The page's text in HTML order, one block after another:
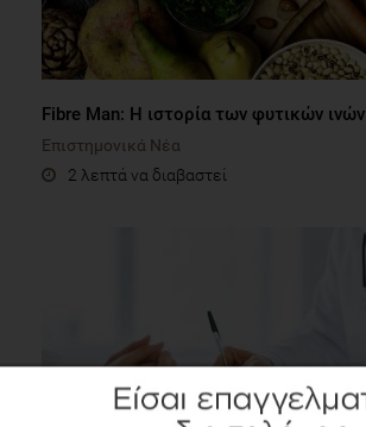
Fibre Man: Η ιστορία των φυτικών ινών
Επιστημονικά Νέα
2 λεπτά να διαβαστεί